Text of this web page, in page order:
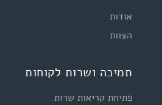
אודות
הצוות
תמיכה ושרות לקוחות
פתיחת קריאות שרות